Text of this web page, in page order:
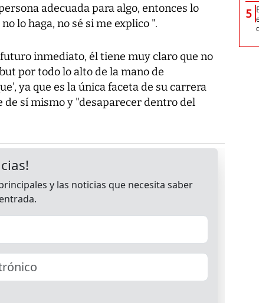
adecuada para algo, entonces lo
lo haga, no sé si me explico ".
inmediato, él tiene muy claro que no
por todo lo alto de la mano de
ya que es la única faceta de su carrera
sí mismo y "desaparecer dentro del
5